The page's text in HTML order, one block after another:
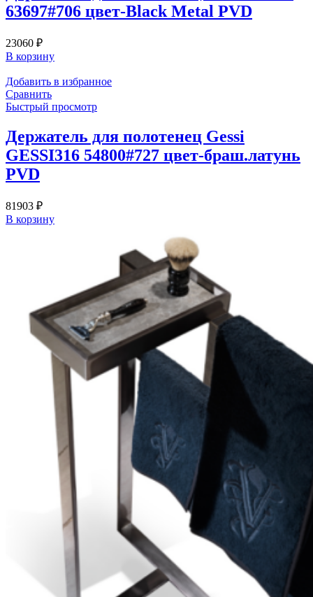
63697#706 цвет-Black Metal PVD
23060 ₽
В корзину
Добавить в избранное
Сравнить
Быстрый просмотр
Держатель для полотенец Gessi
GESSI316 54800#727 цвет-браш.латунь
PVD
81903 ₽
В корзину